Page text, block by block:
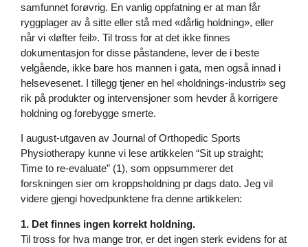
samfunnet forøvrig. En vanlig oppfatning er at man får
ryggplager av å sitte eller stå med «dårlig holdning», eller
når vi «løfter feil». Til tross for at det ikke finnes
dokumentasjon for disse påstandene, lever de i beste
velgående, ikke bare hos mannen i gata, men også innad i
helsevesenet. I tillegg tjener en hel «holdnings-industri» seg
rik på produkter og intervensjoner som hevder å korrigere
holdning og forebygge smerte.
I august-utgaven av Journal of Orthopedic Sports
Physiotherapy kunne vi lese artikkelen “Sit up straight;
Time to re-evaluate” (1), som oppsummerer det
forskningen sier om kroppsholdning pr dags dato. Jeg vil
videre gjengi hovedpunktene fra denne artikkelen:
1. Det finnes ingen korrekt holdning.
Til tross for hva mange tror, er det ingen sterk evidens for at